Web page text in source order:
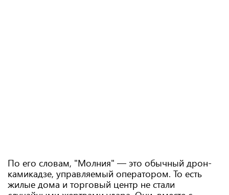
По его словам, "Молния" — это обычный дрон-
камикадзе, управляемый оператором. То есть
жилые дома и торговый центр не стали